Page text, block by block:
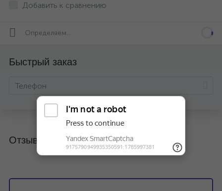
Добавить к сравнению
Определяем...
Быстрый заказ
Отзывы